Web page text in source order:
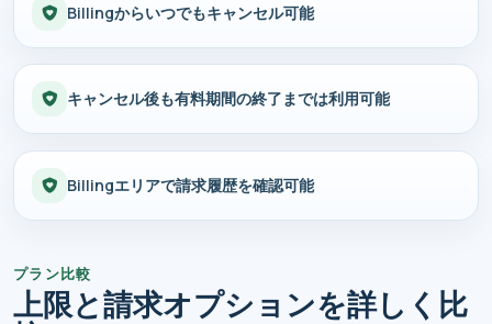
Billingからいつでもキャンセル可能
キャンセル後も有料期間の終了までは利用可能
Billingエリアで請求履歴を確認可能
プラン比較
上限と請求オプションを詳しく比